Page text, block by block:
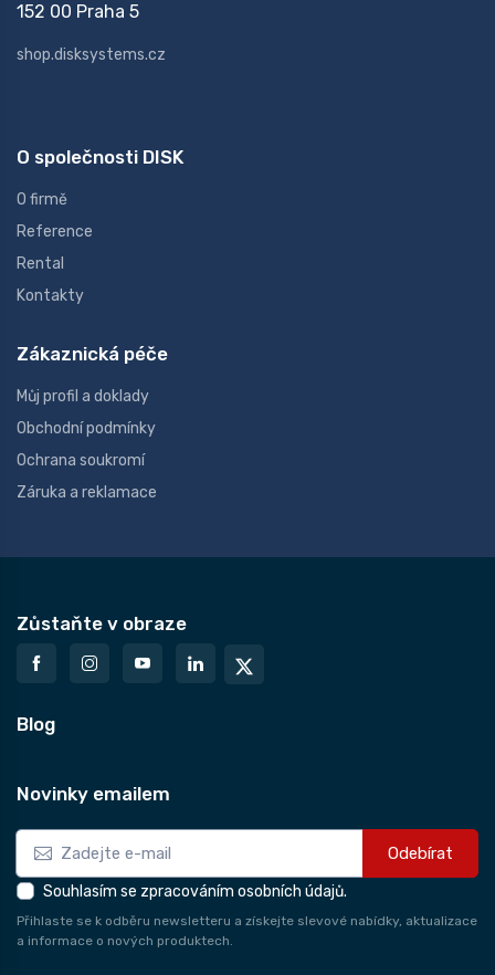
152 00 Praha 5
shop.disksystems.cz
O společnosti DISK
O firmě
Reference
Rental
Kontakty
Zákaznická péče
Můj profil a doklady
Obchodní podmínky
Ochrana soukromí
Záruka a reklamace
Zůstaňte v obraze
Blog
Novinky emailem
Odebírat
Souhlasím se zpracováním osobních údajů.
Přihlaste se k odběru newsletteru a získejte slevové nabídky, aktualizace
a informace o nových produktech.